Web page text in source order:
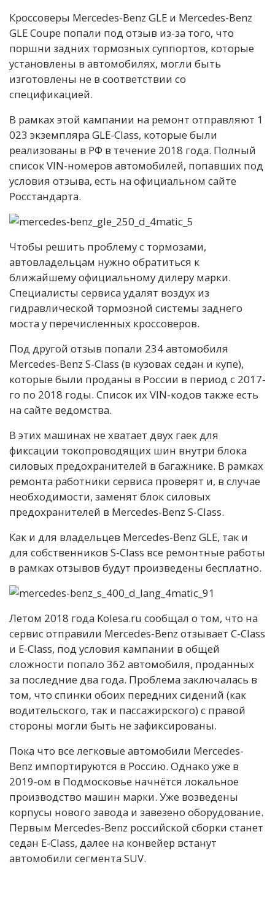
Кроссоверы Mercedes-Benz GLE и Mercedes-Benz
GLE Coupe попали под отзыв из-за того, что
поршни задних тормозных суппортов, которые
установлены в автомобилях, могли быть
изготовлены не в соответствии со
спецификацией.
В рамках этой кампании на ремонт отправляют 1
023 экземпляра GLE-Class, которые были
реализованы в РФ в течение 2018 года. Полный
список VIN-номеров автомобилей, попавших под
условия отзыва, есть на официальном сайте
Росстандарта.
Чтобы решить проблему с тормозами,
автовладельцам нужно обратиться к
ближайшему официальному дилеру марки.
Специалисты сервиса удалят воздух из
гидравлической тормозной системы заднего
моста у перечисленных кроссоверов.
Под другой отзыв попали 234 автомобиля
Mercedes-Benz S-Class (в кузовах седан и купе),
которые были проданы в России в период с 2017-
го по 2018 годы. Список их VIN-кодов также есть
на сайте ведомства.
В этих машинах не хватает двух гаек для
фиксации токопроводящих шин внутри блока
силовых предохранителей в багажнике. В рамках
ремонта работники сервиса проверят и, в случае
необходимости, заменят блок силовых
предохранителей в Mercedes-Benz S-Class.
Как и для владельцев Mercedes-Benz GLE, так и
для собственников S-Class все ремонтные работы
в рамках отзывов будут произведены бесплатно.
Летом 2018 года Kolesa.ru сообщал о том, что на
сервис отправили Mercedes-Benz отзывает C-Class
и E-Class, под условия кампании в общей
сложности попало 362 автомобиля, проданных
за последние два года. Проблема заключалась в
том, что спинки обоих передних сидений (как
водительского, так и пассажирского) с правой
стороны могли быть не зафиксированы.
Пока что все легковые автомобили Mercedes-
Benz импортируются в Россию. Однако уже в
2019-ом в Подмосковье начнётся локальное
производство машин марки. Уже возведены
корпусы нового завода и завезено оборудование.
Первым Mercedes-Benz российской сборки станет
седан E-Class, далее на конвейер встанут
автомобили сегмента SUV.